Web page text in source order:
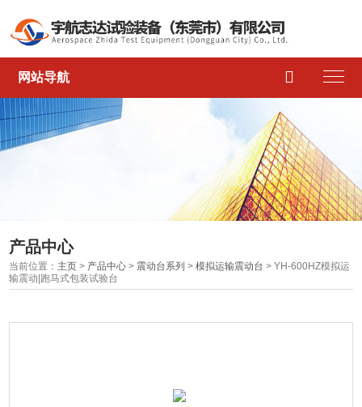
网站导航 
产品中心
当前位置： 主页 > 产品中心 > 震动台系列 >模拟运输震动台 > YH-600HZ模拟运
输震动|跑马式包装试验台